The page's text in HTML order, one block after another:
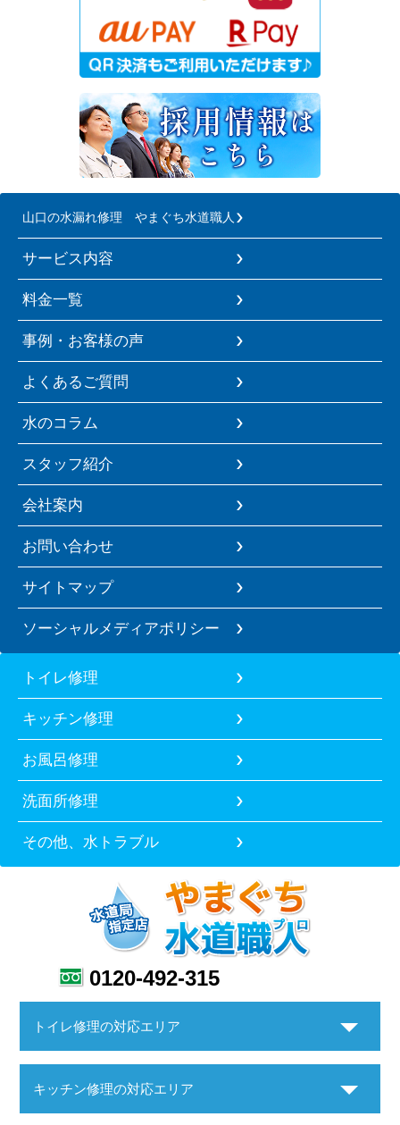
山口の水漏れ修理 やまぐち水道職人
サービス内容
料金一覧
事例・お客様の声
よくあるご質問
水のコラム
スタッフ紹介
会社案内
お問い合わせ
サイトマップ
ソーシャルメディアポリシー
トイレ修理
キッチン修理
お風呂修理
洗面所修理
その他、水トラブル
0120-492-315
トイレ修理の対応エリア
キッチン修理の対応エリア